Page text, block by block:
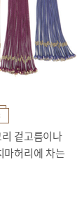
겉고름이나
마허리에 차는